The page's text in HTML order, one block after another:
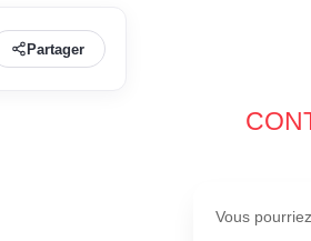
Partager
Vous